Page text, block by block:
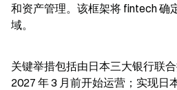
和资产管理。该框架将 fintech 确
域。
关键举措包括由日本三大银行联
2027 年 3 月前开始运营；实现日